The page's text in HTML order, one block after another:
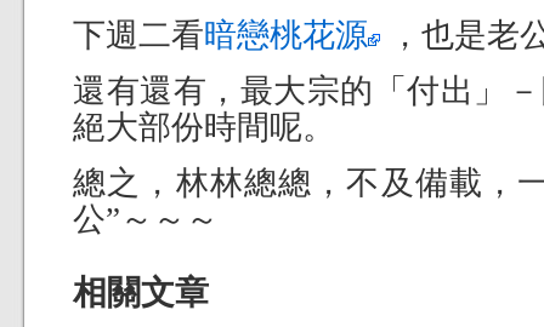
下週二看暗戀桃花源
，也是老
還有還有，最大宗的「付出」
絕大部份時間呢。
總之，林林總總，不及備載，
公”～～～
相關文章